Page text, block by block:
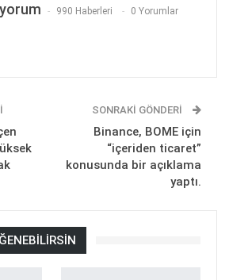
990 Haberleri 0 Yorumlar
SONRAKI GÖNDERI
Binance, BOME için
“içeriden ticaret”
konusunda bir açıklama
yaptı.